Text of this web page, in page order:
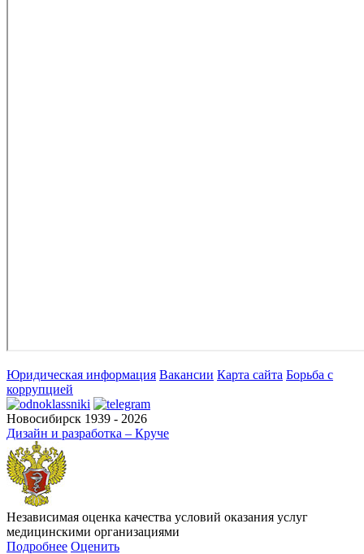
Юридическая информация Вакансии Карта сайта Борьба с
коррупцией
Новосибирск 1939 - 2026
Дизайн и разработка – Круче
Независимая оценка качества условий оказания услуг
медицинскими организациями
Подробнее Оценить